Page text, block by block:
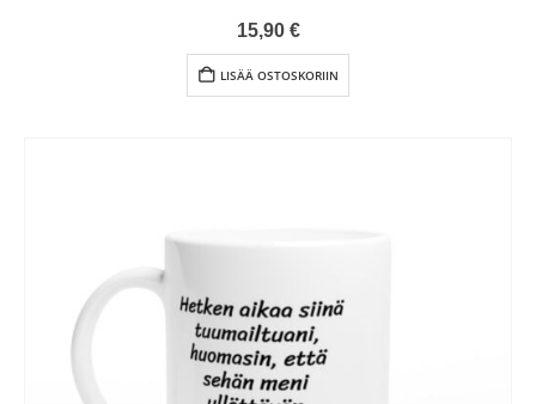
0out of 5
15,90 €
LISÄÄ OSTOSKORIIN